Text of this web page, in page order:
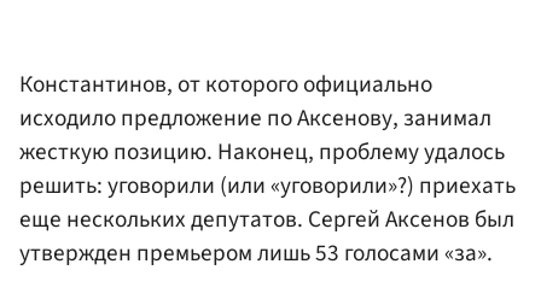
Константинов, от которого официально
исходило предложение по Аксенову, занимал
жесткую позицию. Наконец, проблему удалось
решить: уговорили (или «уговорили»?) приехать
еще нескольких депутатов. Сергей Аксенов был
утвержден премьером лишь 53 голосами «за».